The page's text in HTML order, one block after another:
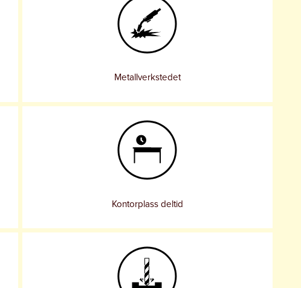
Metallverkstedet
Kontorplass deltid